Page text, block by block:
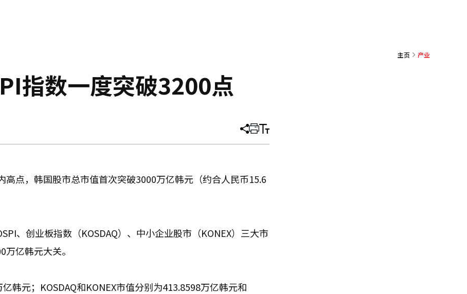
主页 产业
指数一度突破3200点
分
文
打 调
大
点，韩国股市总市值首次突破3000万亿韩元（约合人民币15.6
、创业板指数（KOSDAQ）、中小企业股市（KONEX）三大市
亿韩元大关。
韩元；KOSDAQ和KONEX市值分别为413.8598万亿韩元和